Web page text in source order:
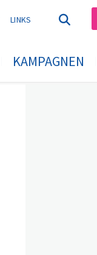
LINKS
KAMPAGNEN